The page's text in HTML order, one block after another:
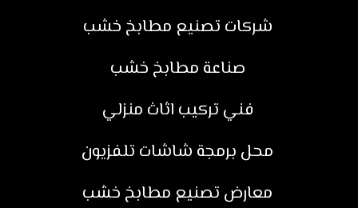
شركات تصنيع مطابخ خشب
صناعة مطابخ خشب
فني تركيب اثاث منزلي
محل برمجة شاشات تلفزيون
معارض تصنيع مطابخ خشب